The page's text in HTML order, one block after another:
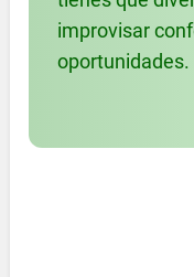
improvisar
oportunidades.